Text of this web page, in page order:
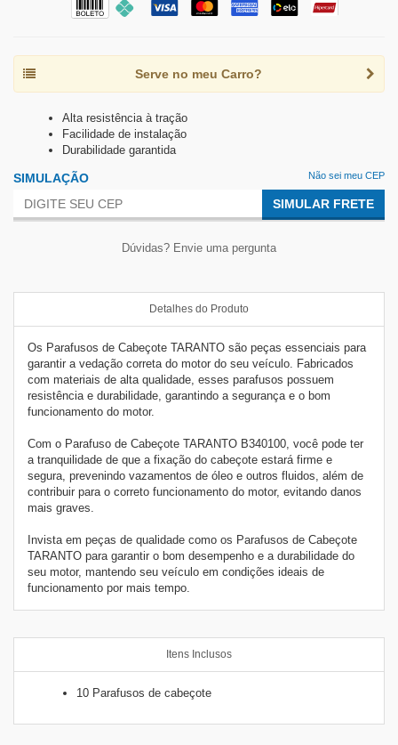
Serve no meu Carro?
Alta resistência à tração
Facilidade de instalação
Durabilidade garantida
SIMULAÇÃO Não sei meu CEP
SIMULAR FRETE
Dúvidas? Envie uma pergunta
Detalhes do Produto
Os Parafusos de Cabeçote TARANTO são peças essenciais para
garantir a vedação correta do motor do seu veículo. Fabricados
com materiais de alta qualidade, esses parafusos possuem
resistência e durabilidade, garantindo a segurança e o bom
funcionamento do motor.
Com o Parafuso de Cabeçote TARANTO B340100, você pode ter
a tranquilidade de que a fixação do cabeçote estará firme e
segura, prevenindo vazamentos de óleo e outros fluidos, além de
contribuir para o correto funcionamento do motor, evitando danos
mais graves.
Invista em peças de qualidade como os Parafusos de Cabeçote
TARANTO para garantir o bom desempenho e a durabilidade do
seu motor, mantendo seu veículo em condições ideais de
funcionamento por mais tempo.
Itens Inclusos
10 Parafusos de cabeçote